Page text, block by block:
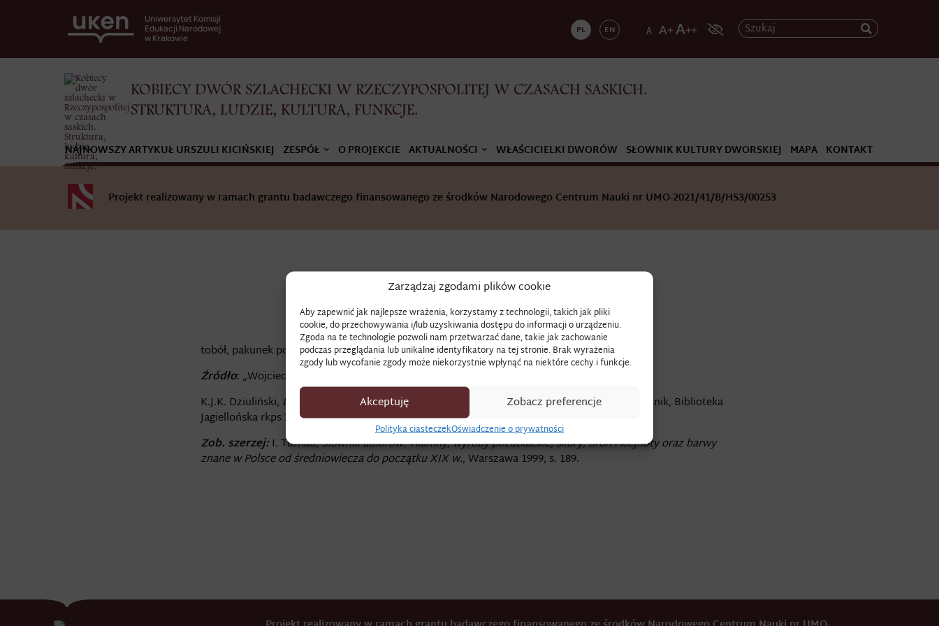
Zarządzaj zgodami plików cookie
Aby zapewnić jak najlepsze wrażenia, korzystamy z technologii, takich jak pliki
cookie, do przechowywania i/lub uzyskiwania dostępu do informacji o urządzeniu.
Zgoda na te technologie pozwoli nam przetwarzać dane, takie jak zachowanie
podczas przeglądania lub unikalne identyfikatory na tej stronie. Brak wyrażenia
zgody lub wycofanie zgody może niekorzystnie wpłynąć na niektóre cechy i funkcje.
Akceptuję Zobacz preferencje
Polityka ciasteczekOświadczenie o prywatności
Uniwersytet Komisji
Edukacji Narodowej
w Krakowie
PL EN Szukaj
KOBIECY DWÓR SZLACHECKI W RZECZYPOSPOLITEJ W CZASACH SASKICH.
STRUKTURA, LUDZIE, KULTURA, FUNKCJE.
NAJNOWSZY ARTYKUŁ URSZULI KICIŃSKIEJ ZESPÓŁ O PROJEKCIE AKTUALNOŚCI WŁAŚCICIELKI DWORÓW SŁOWNIK KULTURY DWORSKIEJ MAPA KONTAKT
Projekt realizowany w ramach grantu badawczego finansowanego ze środków Narodowego Centrum Nauki nr UMO-2021/41/B/HS3/00253
TŁOMOK
tobół, pakunek podróżny; zawiniątko, paczka, worek.
Źródło: „Wojciechowski przywiózł mi z Krakowa sukna na tłomok łokci 4”.
K.J.K. Dziuliński, Diariusz potocznych rzeczy i wydatków na różne domowe potrzeby
, Pamiętnik, Biblioteka
Jagiellońska rkps 2433, s. 5.
Zob. szerzej:I. Turnau,Słownik ubiorów. Tkaniny, wyroby pozatkackie, skóry, broń i klejnoty oraz barwy
znane w Polsce od średniowiecza do początku XIX w., Warszawa 1999, s. 189.